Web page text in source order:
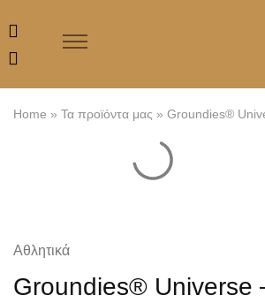
Home » Τα προϊόντα μας » Groundies®
Αθλητικά
Groundies® Universe